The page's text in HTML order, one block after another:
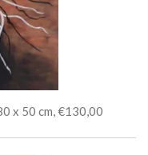
x 50 cm, €130,00